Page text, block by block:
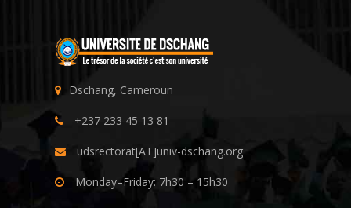
Dschang, Cameroun
+237 233 45 13 81
udsrectorat[AT]univ-dschang.org
Monday–Friday: 7h30 – 15h30